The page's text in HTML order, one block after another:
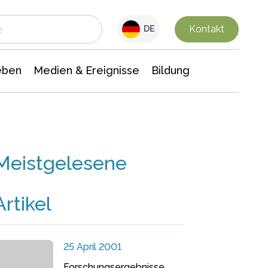
DE Kontakt
Medien & Ereignisse Bildung
25 April 2001